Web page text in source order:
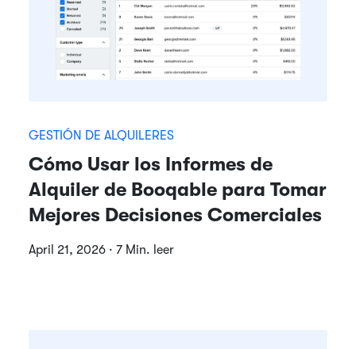
GESTIÓN DE ALQUILERES
Cómo Usar los Informes de
Alquiler de Booqable para Tomar
Mejores Decisiones Comerciales
April 21, 2026 · 7 Min. leer